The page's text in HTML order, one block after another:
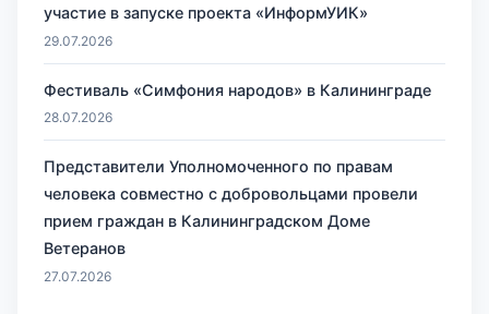
участие в запуске проекта «ИнформУИК»
29.07.2026
Фестиваль «Симфония народов» в Калининграде
28.07.2026
Представители Уполномоченного по правам
человека совместно с добровольцами провели
прием граждан в Калининградском Доме
Ветеранов
27.07.2026